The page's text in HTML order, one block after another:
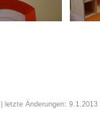
| letzte Änderungen: 9.1.2013